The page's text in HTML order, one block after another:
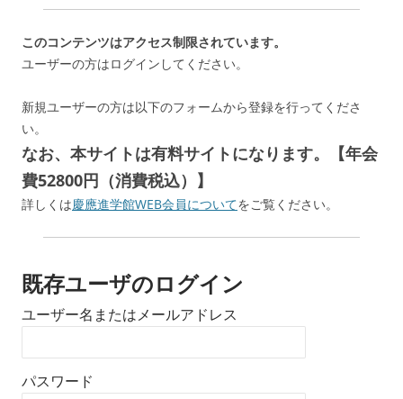
このコンテンツはアクセス制限されています。
ユーザーの方はログインしてください。
新規ユーザーの方は以下のフォームから登録を行ってくださ
い。
なお、本サイトは有料サイトになります。【年会
費52800円（消費税込）】
詳しくは慶應進学館WEB会員についてをご覧ください。
既存ユーザのログイン
ユーザー名またはメールアドレス
パスワード